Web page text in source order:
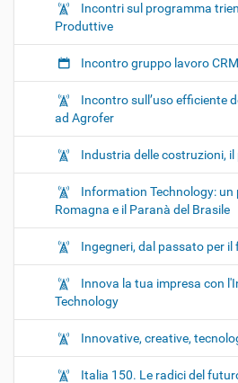
Incontri sul programma
Produttive
Incontro gruppo lavoro CRM
Incontro sull’uso efficiente
ad Agrofer
Industria delle costruzioni,
Information Technology: un
Romagna e il Paranà del Brasile
Ingegneri, dal passato per il
Innova la tua impresa con
Technology
Innovative, creative,
Italia 150. Le radici del